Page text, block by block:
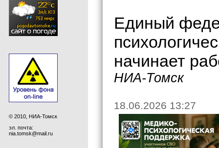
© 2010, НИА-Томск
эл. почта:
nia.tomsk@mail.ru
Единый
начинает
НИА-Томск
18.06.2026 13:27